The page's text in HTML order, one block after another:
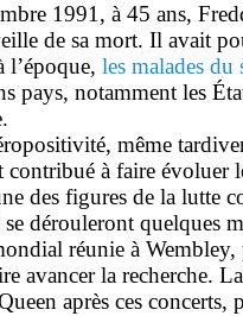
1991, à 45 ans,
de sa mort. Il avait
l’époque, les malades du
pays, notamment les
même
contribué à faire évoluer
des figures de la lutte
dérouleront quelques
réunie à
avancer la recherche.
après ces